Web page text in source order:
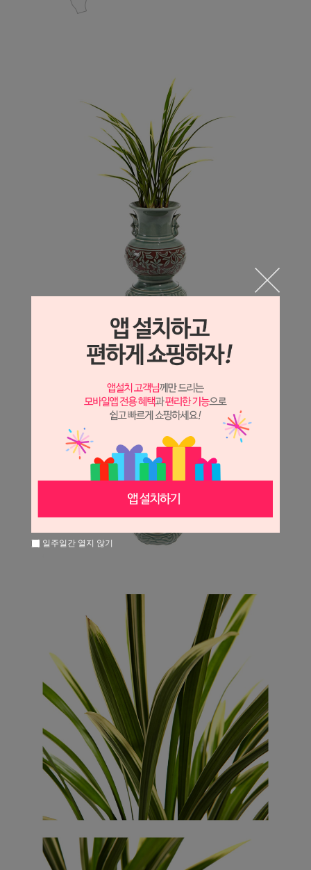
일주일간 열지 않기